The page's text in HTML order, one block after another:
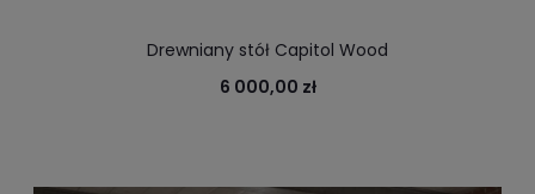
Drewniany stół Capitol Wood
6 000,00 zł